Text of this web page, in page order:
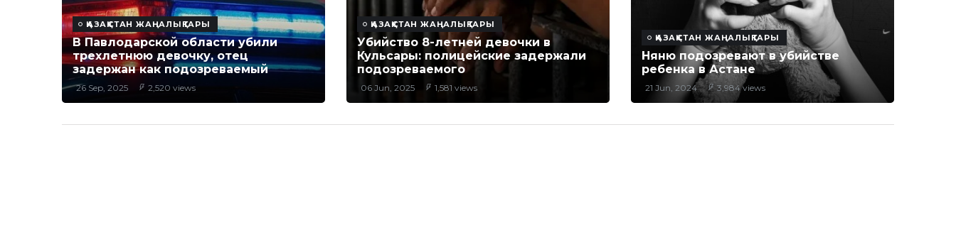
ҚАЗАҚСТАН ЖАҢАЛЫҚТАРЫ
В Павлодарской области убили
трехлетнюю девочку, отец
задержан как подозреваемый
26 Sep, 2025 2,520 views
ҚАЗАҚСТАН ЖАҢАЛЫҚТАРЫ
Убийство 8-летней девочки в
Кульсары: полицейские задержали
подозреваемого
06 Jun, 2025 1,581 views
ҚАЗАҚСТАН ЖАҢАЛЫҚТАРЫ
Няню подозревают в убийстве
ребенка в Астане
21 Jun, 2024 3,984 views